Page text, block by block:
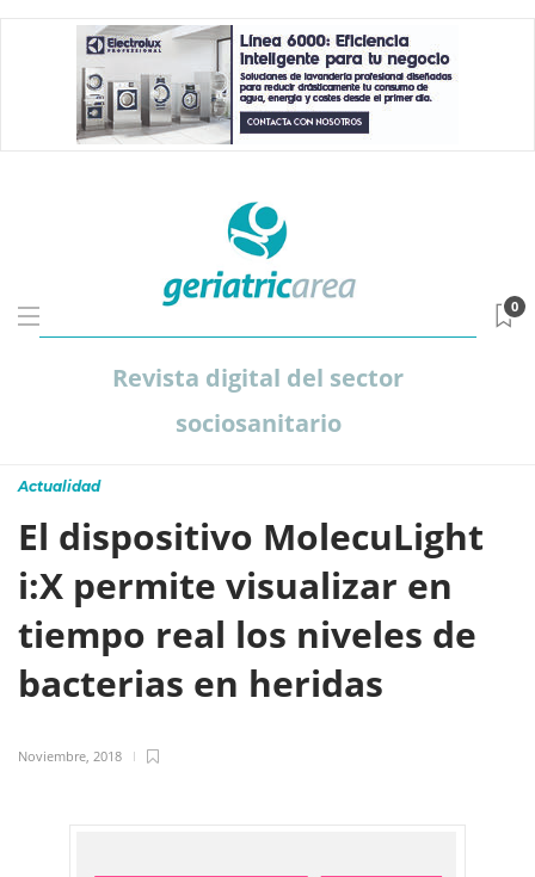
Revista digital del sector
sociosanitario
0
Actualidad
El dispositivo MolecuLight
i:X permite visualizar en
tiempo real los niveles de
bacterias en heridas
Noviembre, 2018